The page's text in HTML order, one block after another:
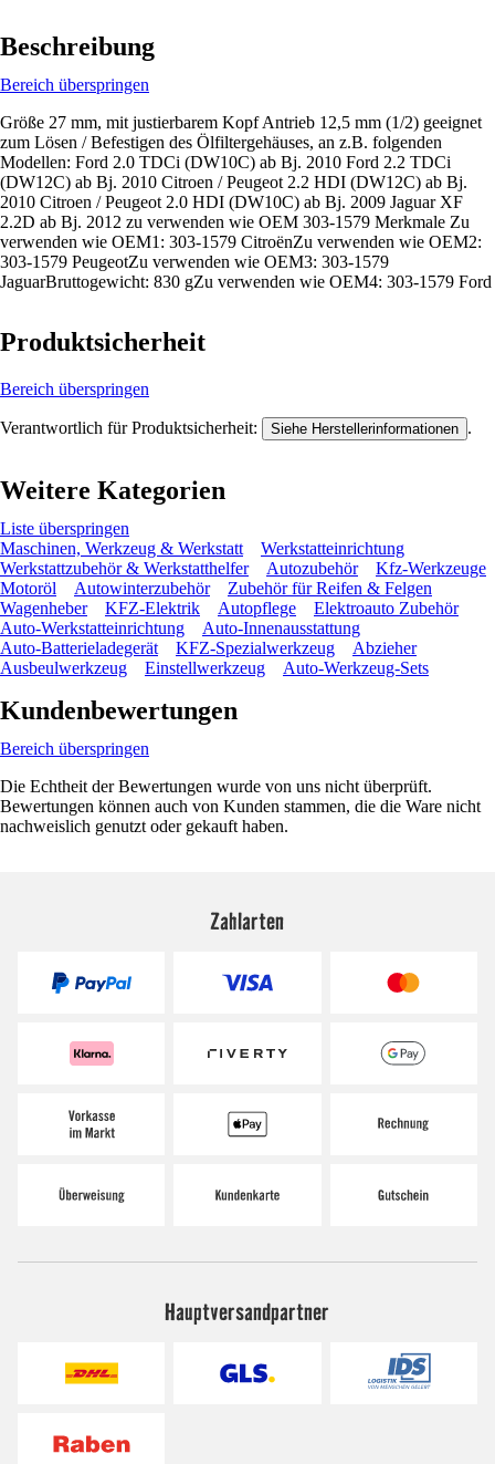
Beschreibung
Bereich überspringen
Größe 27 mm, mit justierbarem Kopf Antrieb 12,5 mm (1/2) geeignet
zum Lösen / Befestigen des Ölfiltergehäuses, an z.B. folgenden
Modellen: Ford 2.0 TDCi (DW10C) ab Bj. 2010 Ford 2.2 TDCi
(DW12C) ab Bj. 2010 Citroen / Peugeot 2.2 HDI (DW12C) ab Bj.
2010 Citroen / Peugeot 2.0 HDI (DW10C) ab Bj. 2009 Jaguar XF
2.2D ab Bj. 2012 zu verwenden wie OEM 303-1579 Merkmale Zu
verwenden wie OEM1: 303-1579 CitroënZu verwenden wie OEM2:
303-1579 PeugeotZu verwenden wie OEM3: 303-1579
JaguarBruttogewicht: 830 gZu verwenden wie OEM4: 303-1579 Ford
Produktsicherheit
Bereich überspringen
Verantwortlich für Produktsicherheit: Siehe Herstellerinformationen .
Weitere Kategorien
Liste überspringen
Maschinen, Werkzeug & Werkstatt
Werkstatteinrichtung
Werkstattzubehör & Werkstatthelfer
Autozubehör
Kfz-Werkzeuge
Motoröl
Autowinterzubehör
Zubehör für Reifen & Felgen
Wagenheber
KFZ-Elektrik Autopflege
Elektroauto Zubehör
Auto-Werkstatteinrichtung
Auto-Innenausstattung
Auto-Batterieladegerät
KFZ-Spezialwerkzeug
Abzieher
Ausbeulwerkzeug
Einstellwerkzeug Auto-Werkzeug-Sets
Kundenbewertungen
Bereich überspringen
Die Echtheit der Bewertungen wurde von uns nicht überprüft.
Bewertungen können auch von Kunden stammen, die die Ware nicht
nachweislich genutzt oder gekauft haben.
Zahlarten
Hauptversandpartner